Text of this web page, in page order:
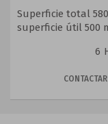
Superficie total
superficie útil 500
6
CONTACTAR